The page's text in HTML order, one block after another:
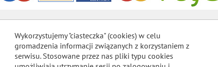
Wykorzystujemy "ciasteczka" (cookies) w celu
gromadzenia informacji związanych z korzystaniem z
serwisu. Stosowane przez nas pliki typu cookies